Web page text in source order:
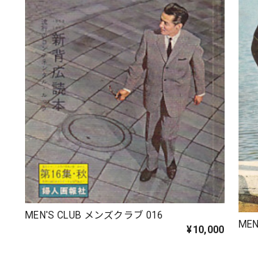
MEN'S CLUB メンズクラブ 016
¥10,000